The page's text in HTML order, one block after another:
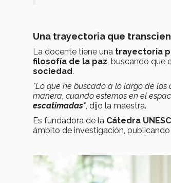
Una trayectoria que
La docente tiene una trayectoria
filosofía de la paz , buscando que
sociedad.
"Lo que he buscado a lo largo de los
manera, cuando estemos en el
escatimadas" , dijo la maestra.
Es fundadora de la Cátedra
ámbito de investigación, publicando